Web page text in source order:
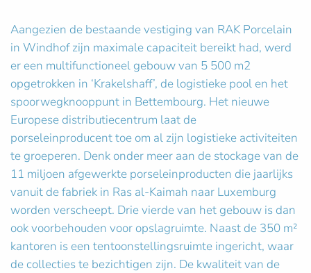
Aangezien de bestaande vestiging van RAK Porcelain
in Windhof zijn maximale capaciteit bereikt had, werd
er een multifunctioneel gebouw van 5 500 m2
opgetrokken in ‘Krakelshaff’, de logistieke pool en het
spoorwegknooppunt in Bettembourg. Het nieuwe
Europese distributiecentrum laat de
porseleinproducent toe om al zijn logistieke activiteiten
te groeperen. Denk onder meer aan de stockage van de
11 miljoen afgewerkte porseleinproducten die jaarlijks
vanuit de fabriek in Ras al-Kaimah naar Luxemburg
worden verscheept. Drie vierde van het gebouw is dan
ook voorbehouden voor opslagruimte. Naast de 350 m²
kantoren is een tentoonstellingsruimte ingericht, waar
de collecties te bezichtigen zijn. De kwaliteit van de